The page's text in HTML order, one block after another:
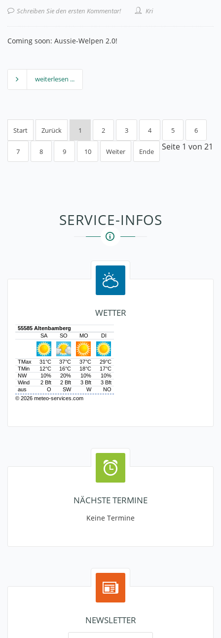
Schreiben Sie den ersten Kommentar!
Kri
Coming soon: Aussie-Welpen 2.0!
weiterlesen ...
Start Zurück 1 2 3 4 5 6
7 8 9 10 Weiter Ende Seite 1 von 21
SERVICE-INFOS
WETTER
NÄCHSTE TERMINE
Keine Termine
NEWSLETTER